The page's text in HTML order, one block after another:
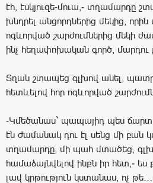
էհ, էսկյուզե-մուա,- տղամարդը
խնդրել անցորդներից մեկից,
ոգևորված շարժումներից մեկի
ինչ հեղափոխական գործ, մարդու
Տղան շտապեց գլխով անել,
հետևելով հոր ոգևորված
-Կմեծանաս` պապայիդ պես
էն ժամանակ դու էլ սենց մի բան
տղամարդը, մի պահ մտածեց,
համաձայնվելով ինքն իր հետ,- ես
լավ կրթություն կստանաս, ոչ